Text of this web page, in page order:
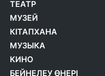
ТЕАТР
МУЗЕЙ
КІТАПХАНА
МУЗЫКА
КИНО
БЕЙНЕЛЕУ ӨНЕРІ